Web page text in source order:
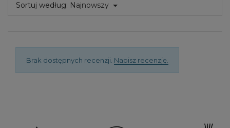
Sortuj według: Najnowszy
Brak dostępnych recenzji. Napisz recenzję.